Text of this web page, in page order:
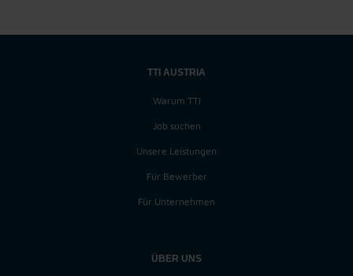
TTI AUSTRIA
Warum TTI
Job suchen
Unsere Leistungen
Für Bewerber
Für Unternehmen
ÜBER UNS